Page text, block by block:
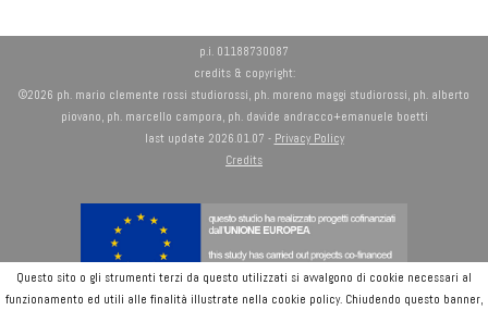
p.i. 01188730087
credits & copyright:
©2026 ph. mario clemente rossi studiorossi, ph. moreno maggi studiorossi, ph. alberto
piovano, ph. marcello campora, ph. davide andracco+emanuele boetti
last update 2026.01.07 - Privacy Policy
Credits
Questo sito o gli strumenti terzi da questo utilizzati si avvalgono di cookie necessari al
funzionamento ed utili alle finalità illustrate nella cookie policy. Chiudendo questo banner,